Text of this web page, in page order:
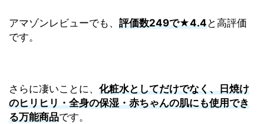
アマゾンレビューでも、 評価数249で★4.4と高評価
です。
さらに凄いことに、 化粧水としてだけでなく、日焼け
のヒリヒリ・全身の保湿・赤ちゃんの肌にも使用でき
る万能商品です。